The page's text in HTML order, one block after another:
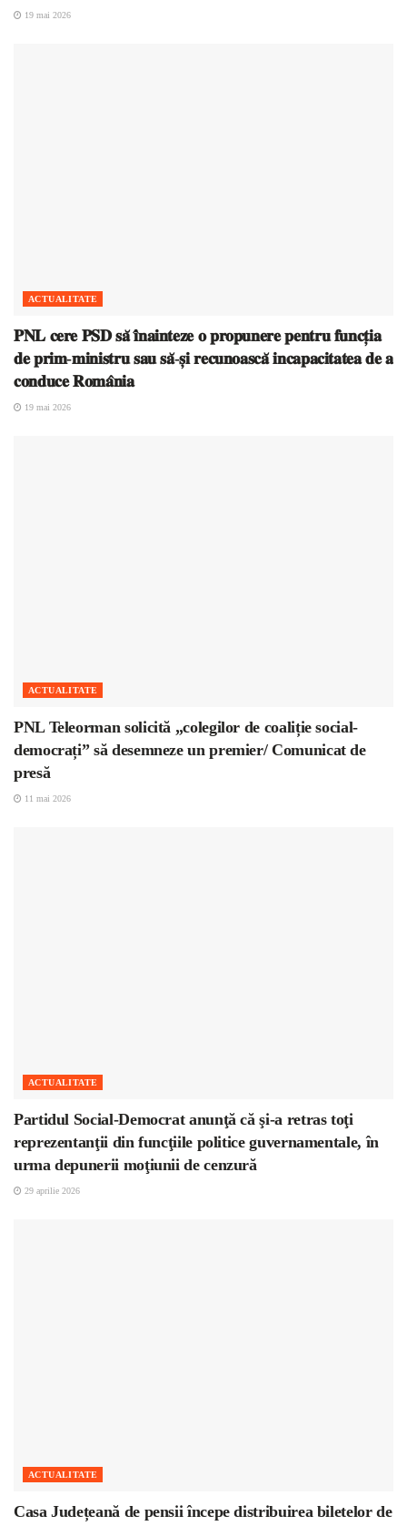
19 mai 2026
ACTUALITATE
𝐏𝐍𝐋 𝐜𝐞𝐫𝐞 𝐏𝐒𝐃 𝐬𝐚̆ 𝐢̂𝐧𝐚𝐢𝐧𝐭𝐞𝐳𝐞 𝐨 𝐩𝐫𝐨𝐩𝐮𝐧𝐞𝐫𝐞 𝐩𝐞𝐧𝐭𝐫𝐮 𝐟𝐮𝐧𝐜𝐭̦𝐢𝐚
𝐝𝐞 𝐩𝐫𝐢𝐦-𝐦𝐢𝐧𝐢𝐬𝐭𝐫𝐮 𝐬𝐚𝐮 𝐬𝐚̆-𝐬̦𝐢 𝐫𝐞𝐜𝐮𝐧𝐨𝐚𝐬𝐜𝐚̆ 𝐢𝐧𝐜𝐚𝐩𝐚𝐜𝐢𝐭𝐚𝐭𝐞𝐚 𝐝𝐞 𝐚
𝐜𝐨𝐧𝐝𝐮𝐜𝐞 𝐑𝐨𝐦𝐚̂𝐧𝐢𝐚
19 mai 2026
ACTUALITATE
PNL Teleorman solicită „colegilor de coaliție social-
democrați” să desemneze un premier/ Comunicat de
presă
11 mai 2026
ACTUALITATE
Partidul Social-Democrat anunţă că şi-a retras toţi
reprezentanţii din funcţiile politice guvernamentale, în
urma depunerii moţiunii de cenzură
29 aprilie 2026
ACTUALITATE
Casa Județeană de pensii începe distribuirea biletelor de